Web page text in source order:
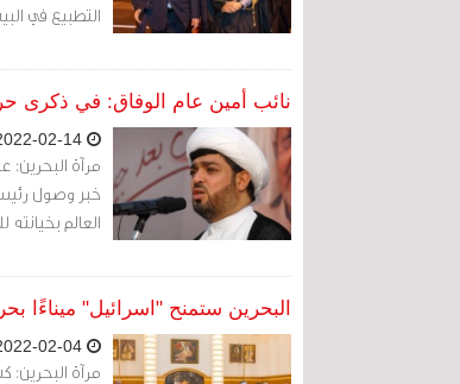
التطبيع في
نائب أمين عام الوفاق: في ذكرى حراك 14 فبراير النظام البحريني يذكر العالم
مرآة
العالم
البحرين ستمنح "اسرائيل" ميناءًا